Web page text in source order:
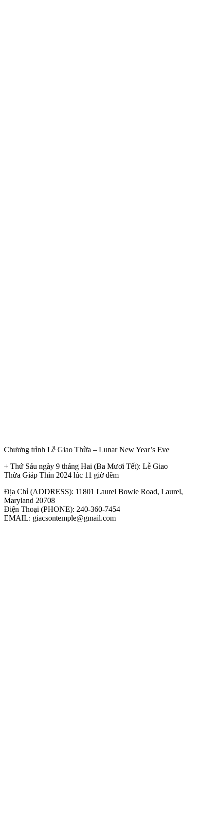
Chương trình Lễ Giao Thừa – Lunar New Year’s Eve
+ Thứ Sáu ngày 9 tháng Hai (Ba Mươi Tết): Lễ Giao
Thừa Giáp Thìn 2024 lúc 11 giờ đêm
Địa Chỉ (ADDRESS): 11801 Laurel Bowie Road, Laurel,
Maryland 20708
Điện Thoại (PHONE): 240-360-7454
EMAIL: giacsontemple@gmail.com